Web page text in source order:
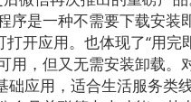
序是一种不需要下载安装
开应用。也体现了“用完
用，但又无需安装卸载。
应用，适合生活服务类